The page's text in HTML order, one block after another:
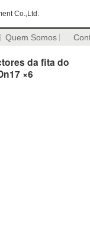
Co.,Ltd.
Quem Somos
da fita do
×6